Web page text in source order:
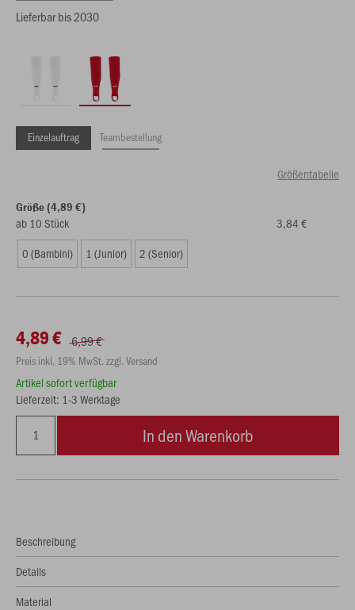
Lieferbar bis 2030
Einzelauftrag Teambestellung
Größentabelle
Größe (4,89 €)
ab 10 Stück
3,84 €
0 (Bambini)
1 (Junior) 2 (Senior)
4,89 € 6,99 €
Preis inkl. 19% MwSt. zzgl. Versand
Artikel sofort verfügbar
Lieferzeit: 1-3 Werktage
In den Warenkorb
Beschreibung
Details
Material